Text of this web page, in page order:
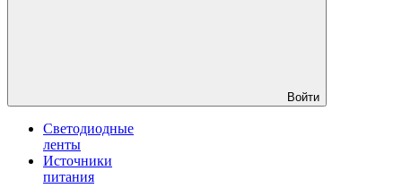
Войти
Светодиодные
ленты
Источники
питания